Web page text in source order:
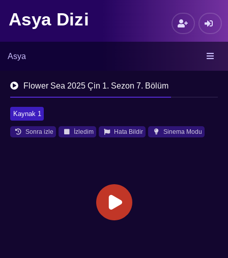
Asya Dizi
Asya
Flower Sea 2025 Çin 1. Sezon 7. Bölüm
Kaynak 1
Sonra izle İzledim Hata Bildir Sinema Modu